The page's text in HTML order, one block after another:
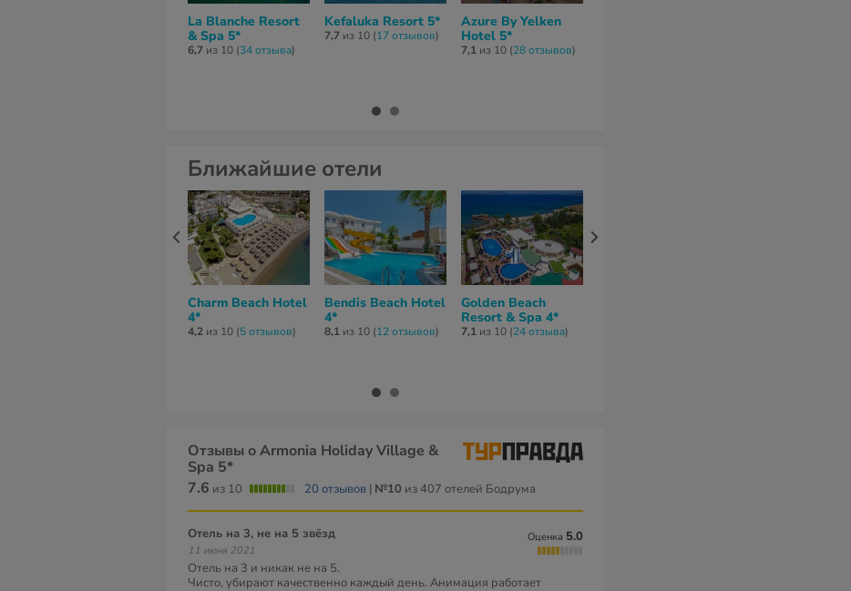
La Blanche Resort
& Spa 5*
6,7 из 10 (34 отзывa)
Kefaluka Resort 5*
7,7 из 10 (17 отзывов)
Azure By Yelken
Hotel 5*
7,1 из 10 (28 отзывов)
Ближайшие отели
Charm Beach Hotel
4*
4,2 из 10 (5 отзывов)
Bendis Beach Hotel
4*
8,1 из 10 (12 отзывов)
Golden Beach
Resort & Spa 4*
7,1 из 10 (24 отзывa)
Отзывы о Armonia Holiday Village &
Spa 5*
7.6 из 10 20 отзывов | №10 из 407 отелей Бодрума
Отель на 3, не на 5 звёзд
11 июня 2021
Оценка
5.0
Отель на 3 и никак не на 5.
Чисто, убирают качественно каждый день. Анимация работает